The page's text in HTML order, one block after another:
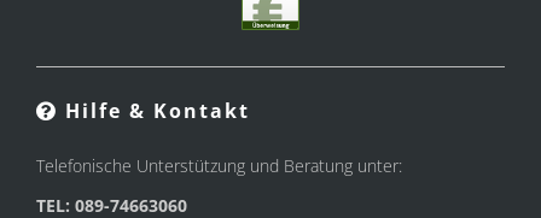
Hilfe & Kontakt
Telefonische Unterstützung und Beratung unter:
TEL: 089-74663060